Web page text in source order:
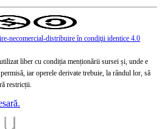
necomercial-distribuire în condiţii identice 4.0
liber cu condiția menționării sursei și, unde e
iar operele derivate trebuie, la rândul lor, să
restricții.